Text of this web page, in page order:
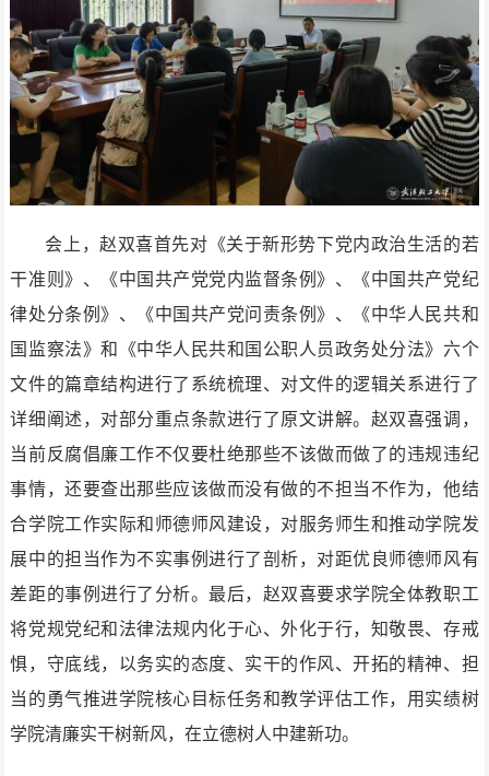
会上，赵双喜首先对《关于新形势下党内政治生活的若
干准则》、《中国共产党党内监督条例》、《中国共产党纪
律处分条例》、《中国共产党问责条例》、《中华人民共和
国监察法》和《中华人民共和国公职人员政务处分法》六个
文件的篇章结构进行了系统梳理、对文件的逻辑关系进行了
详细阐述，对部分重点条款进行了原文讲解。赵双喜强调，
当前反腐倡廉工作不仅要杜绝那些不该做而做了的违规违纪
事情，还要查出那些应该做而没有做的不担当不作为，他结
合学院工作实际和师德师风建设，对服务师生和推动学院发
展中的担当作为不实事例进行了剖析，对距优良师德师风有
差距的事例进行了分析。最后，赵双喜要求学院全体教职工
将党规党纪和法律法规内化于心、外化于行，知敬畏、存戒
惧，守底线，以务实的态度、实干的作风、开拓的精神、担
当的勇气推进学院核心目标任务和教学评估工作，用实绩树
学院清廉实干树新风，在立德树人中建新功。